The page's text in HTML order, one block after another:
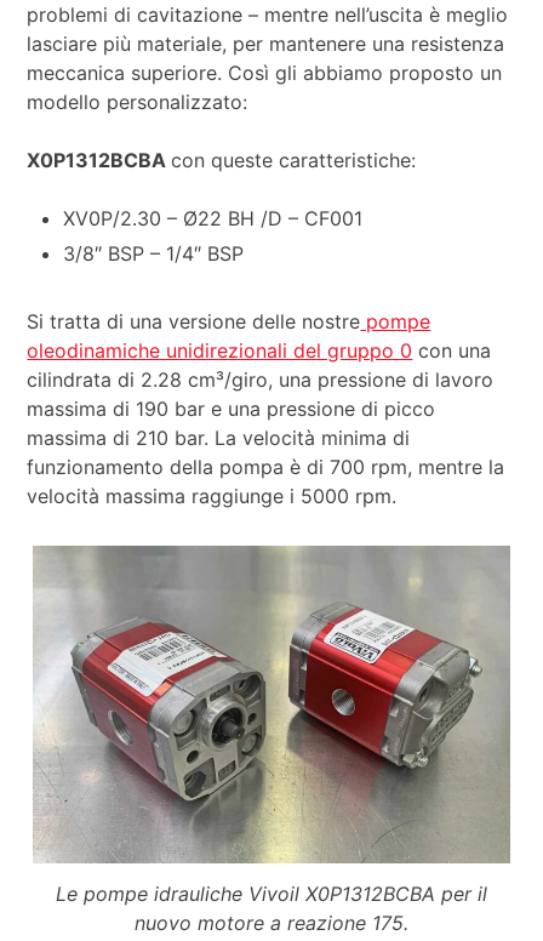
problemi di cavitazione – mentre nell’uscita è meglio
lasciare più materiale, per mantenere una resistenza
meccanica superiore. Così gli abbiamo proposto un
modello personalizzato:
X0P1312BCBAcon queste caratteristiche:
XV0P/2.30 – Ø22 BH /D – CF001
3/8″ BSP – 1/4″ BSP
Si tratta di una versione delle nostre pompe
oleodinamiche unidirezionali del gruppo 0 con una
cilindrata di 2.28 cm³/giro, una pressione di lavoro
massima di 190 bar e una pressione di picco
massima di 210 bar. La velocità minima di
funzionamento della pompa è di 700 rpm, mentre la
velocità massima raggiunge i 5000 rpm.
Le pompe idrauliche Vivoil X0P1312BCBA per il
nuovo motore a reazione 175.